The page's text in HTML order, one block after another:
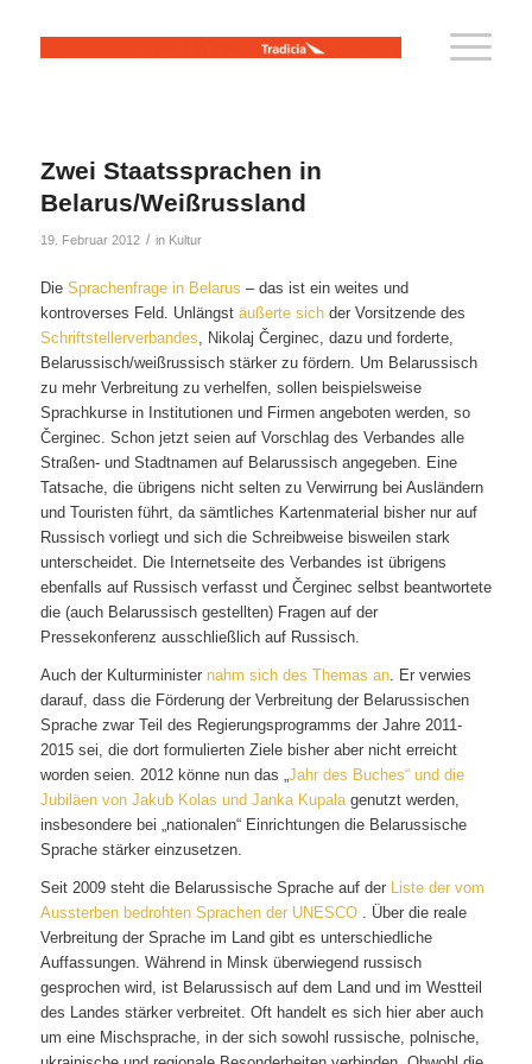
Zwei Staatssprachen in
Belarus/Weißrussland
19. Februar 2012 / in Kultur
Die Sprachenfrage in Belarus – das ist ein weites und
kontroverses Feld. Unlängst äußerte sichder Vorsitzende des
Schriftstellerverbandes, Nikolaj Čerginec, dazu und forderte,
Belarussisch/weißrussisch stärker zu fördern. Um Belarussisch
zu mehr Verbreitung zu verhelfen, sollen beispielsweise
Sprachkurse in Institutionen und Firmen angeboten werden, so
Čerginec. Schon jetzt seien auf Vorschlag des Verbandes alle
Straßen- und Stadtnamen auf Belarussisch angegeben. Eine
Tatsache, die übrigens nicht selten zu Verwirrung bei Ausländern
und Touristen führt, da sämtliches Kartenmaterial bisher nur auf
Russisch vorliegt und sich die Schreibweise bisweilen stark
unterscheidet. Die Internetseite des Verbandes ist übrigens
ebenfalls auf Russisch verfasst und Čerginec selbst beantwortete
die (auch Belarussisch gestellten) Fragen auf der
Pressekonferenz ausschließlich auf Russisch.
Auch der Kulturminister nahm sich des Themas an. Er verwies
darauf, dass die Förderung der Verbreitung der Belarussischen
Sprache zwar Teil des Regierungsprogramms der Jahre 2011-
2015 sei, die dort formulierten Ziele bisher aber nicht erreicht
worden seien. 2012 könne nun das „Jahr des Buches“ und die
Jubiläen von Jakub Kolas und Janka Kupalagenutzt werden,
insbesondere bei „nationalen“ Einrichtungen die Belarussische
Sprache stärker einzusetzen.
Seit 2009 steht die Belarussische Sprache auf der Liste der vom
Aussterben bedrohten Sprachen der UNESCO. Über die reale
Verbreitung der Sprache im Land gibt es unterschiedliche
Auffassungen. Während in Minsk überwiegend russisch
gesprochen wird, ist Belarussisch auf dem Land und im Westteil
des Landes stärker verbreitet. Oft handelt es sich hier aber auch
um eine Mischsprache, in der sich sowohl russische, polnische,